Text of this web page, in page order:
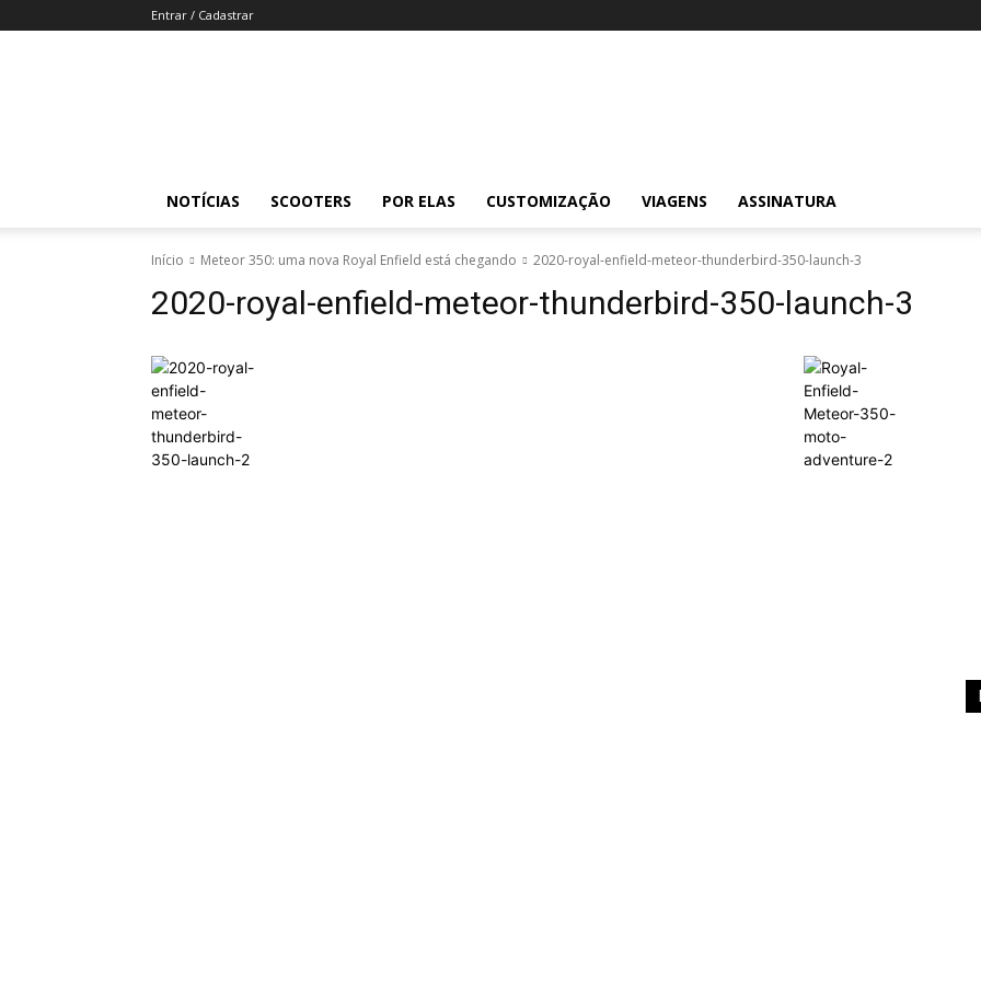
Entrar / Cadastrar
NOTÍCIAS SCOOTERS POR ELAS CUSTOMIZAÇÃO VIAGENS ASSINATURA
Início Meteor 350: uma nova Royal Enfield está chegando 2020-royal-enfield-meteor-thunderbird-350-launch-3
2020-royal-enfield-meteor-thunderbird-350-launch-3